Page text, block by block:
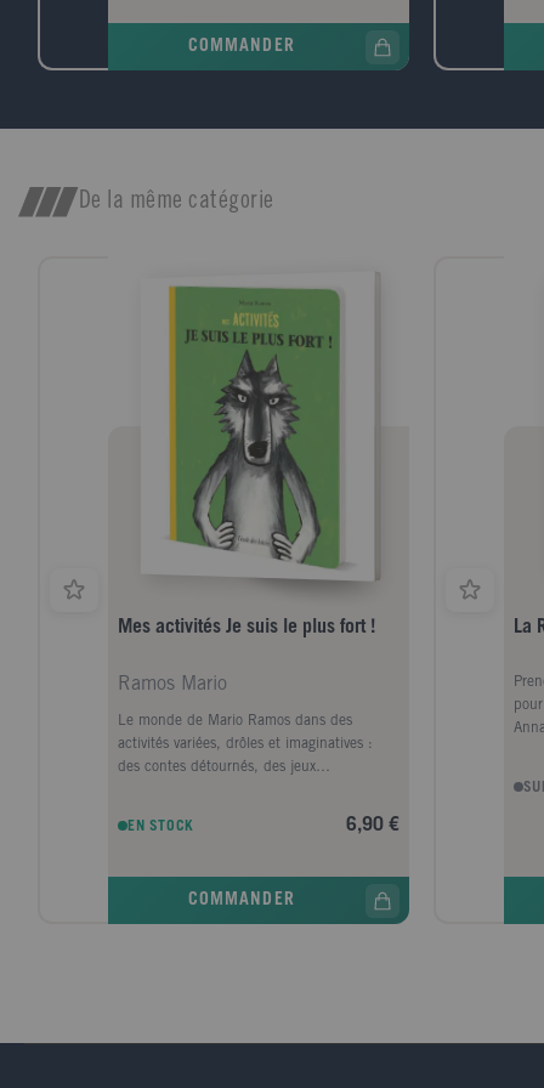
présentée par une petite introduction. Les
2/3 des chansons concernent la période de
1999, avec une dizaine de nouvelles
chansons (Zazie, Garou, Brigitte Fontaine,
générations
COMMANDER
qu'il
des
De la même catégorie
Mes activités Je suis le plus fort !
Ramos Mario
Le monde de Mario Ramos dans des
activités variées, drôles et imaginatives :
des contes détournés, des jeux
autocollants puzzles, des rébus et des jeux
de mots et plein d'autres surprises ! 24
EN STOCK 6,90 €
COMMANDER
La